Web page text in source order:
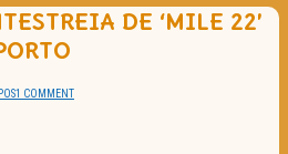
DE ‘MILE 22’
1 COMMENT